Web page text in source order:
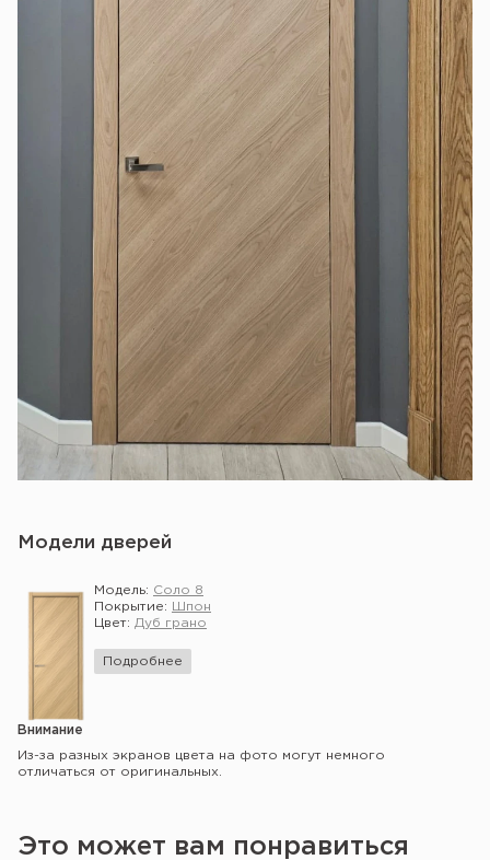
Модели дверей
Модель: Соло 8
Покрытие:
Шпон
Цвет: Дуб грано
Подробнее
Внимание
Из-за разных экранов цвета на фото могут немного
отличаться от оригинальных.
Это может вам понравиться